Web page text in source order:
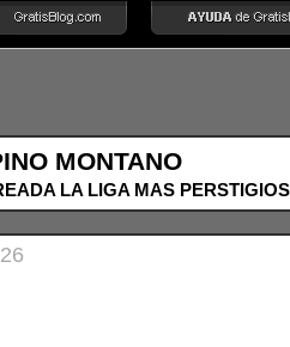
MONTANO
LA LIGA MAS